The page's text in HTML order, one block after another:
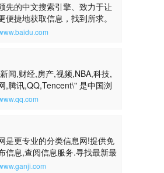
先的中文搜索引擎、致力于让
便捷地获取信息，找到所求。
过千亿的中文网页数据库，可
闻,财经,房产,视频,NBA,科技,
,腾讯,QQ,Tencent\" 是中国浏
大的中文门户网站，是腾讯公
和基础服务为一体的大型综合
站。腾讯网服务于全球华人用
力成为最具传播力和互动性，
主流、时尚的互联网媒体平
过强大的实时新闻和全面深入
是更专业的分类信息网!提供免
信息,查阅信息服务.寻找最新最
屋出租、二手房、二手车、二